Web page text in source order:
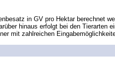
in GV pro Hektar berechnet
hinaus erfolgt bei den Tierarten
mit zahlreichen